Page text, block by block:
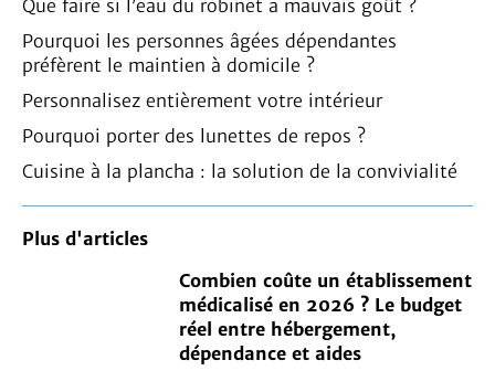
Que faire si l’eau du robinet a mauvais goût ?
Pourquoi les personnes âgées dépendantes
préfèrent le maintien à domicile ?
Personnalisez entièrement votre intérieur
Pourquoi porter des lunettes de repos ?
Cuisine à la plancha : la solution de la convivialité
Plus d'articles
Combien coûte un établissement
médicalisé en 2026 ? Le budget
réel entre hébergement,
dépendance et aides